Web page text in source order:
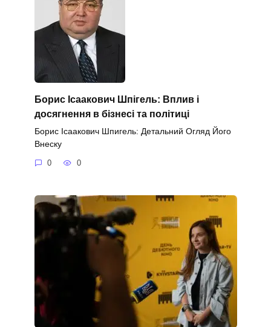
Борис Ісаакович Шпігель: Вплив і
досягнення в бізнесі та політиці
Борис Ісаакович Шпигель: Детальний Огляд Його
Внеску
0 0